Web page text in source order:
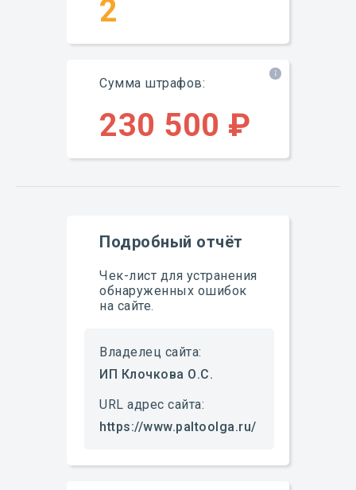
2
Сумма штрафов:
230 500 ₽
Чек-лист для устранения
обнаруженных ошибок
на сайте.
https://www.paltoolga.ru/
Подробный отчёт
ИП Клочкова О.C.
URL адрес сайта:
Владелец сайта: